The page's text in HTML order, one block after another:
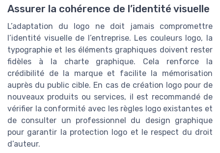
Assurer la cohérence de l’identité visuelle
L’adaptation du logo ne doit jamais compromettre
l’identité visuelle de l’entreprise. Les couleurs logo, la
typographie et les éléments graphiques doivent rester
fidèles à la charte graphique. Cela renforce la
crédibilité de la marque et facilite la mémorisation
auprès du public cible. En cas de création logo pour de
nouveaux produits ou services, il est recommandé de
vérifier la conformité avec les règles logo existantes et
de consulter un professionnel du design graphique
pour garantir la protection logo et le respect du droit
d’auteur.